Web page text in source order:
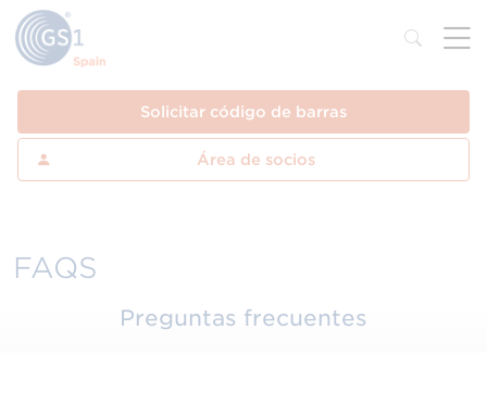
Solicitar código de barras
Área de socios
FAQS
Preguntas frecuentes